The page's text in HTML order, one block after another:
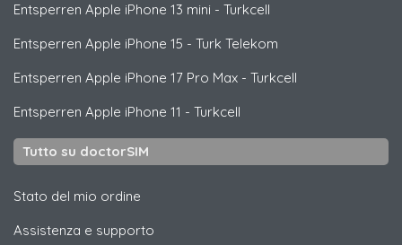
Entsperren Apple iPhone 13 mini - Turkcell
Entsperren Apple iPhone 15 - Turk Telekom
Entsperren Apple iPhone 17 Pro Max - Turkcell
Entsperren Apple iPhone 11 - Turkcell
Tutto su doctorSIM
Stato del mio ordine
Assistenza e supporto